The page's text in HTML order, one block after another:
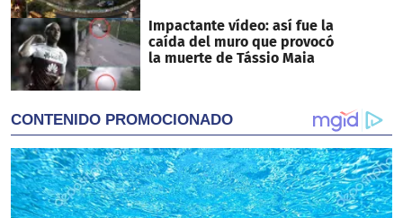
Impactante vídeo: así fue la
caída del muro que provocó
la muerte de Tássio Maia